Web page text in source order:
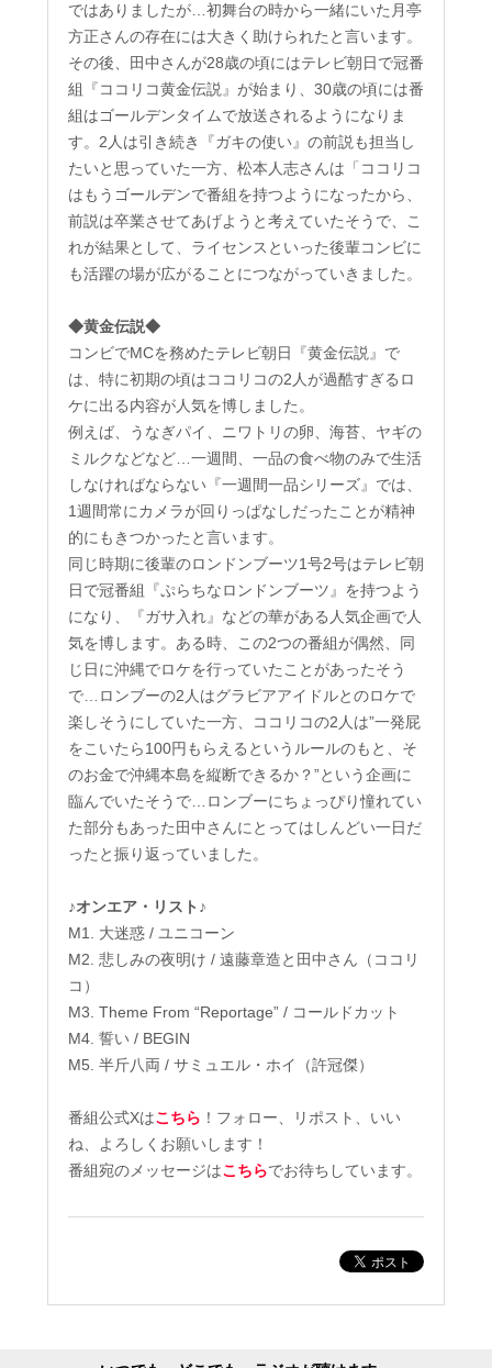
ではありましたが…初舞台の時から一緒にいた月亭
方正さんの存在には大きく助けられたと言います。
その後、田中さんが28歳の頃にはテレビ朝日で冠番
組『ココリコ黄金伝説』が始まり、30歳の頃には番
組はゴールデンタイムで放送されるようになりま
す。2人は引き続き『ガキの使い』の前説も担当し
たいと思っていた一方、松本人志さんは「ココリコ
はもうゴールデンで番組を持つようになったから、
前説は卒業させてあげようと考えていたそうで、こ
れが結果として、ライセンスといった後輩コンビに
も活躍の場が広がることにつながっていきました。
◆黄金伝説◆
コンビでMCを務めたテレビ朝日『黄金伝説』で
は、特に初期の頃はココリコの2人が過酷すぎるロ
ケに出る内容が人気を博しました。
例えば、うなぎパイ、ニワトリの卵、海苔、ヤギの
ミルクなどなど…一週間、一品の食べ物のみで生活
しなければならない『一週間一品シリーズ』では、
1週間常にカメラが回りっぱなしだったことが精神
的にもきつかったと言います。
同じ時期に後輩のロンドンブーツ1号2号はテレビ朝
日で冠番組『ぷらちなロンドンブーツ』を持つよう
になり、『ガサ入れ』などの華がある人気企画で人
気を博します。ある時、この2つの番組が偶然、同
じ日に沖縄でロケを行っていたことがあったそう
で…ロンブーの2人はグラビアアイドルとのロケで
楽しそうにしていた一方、ココリコの2人は”一発屁
をこいたら100円もらえるというルールのもと、そ
のお金で沖縄本島を縦断できるか？”という企画に
臨んでいたそうで…ロンブーにちょっぴり憧れてい
た部分もあった田中さんにとってはしんどい一日だ
ったと振り返っていました。
♪オンエア・リスト♪
M1. 大迷惑 / ユニコーン
M2. 悲しみの夜明け / 遠藤章造と田中さん（ココリ
コ）
M3. Theme From “Reportage” / コールドカット
M4. 誓い / BEGIN
M5. 半斤八両 / サミュエル・ホイ（許冠傑）
番組公式Xはこちら ！フォロー、リポスト、いい
ね、よろしくお願いします！
番組宛のメッセージはこちらでお待ちしています。